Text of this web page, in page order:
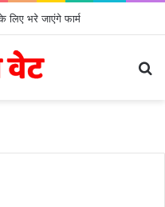
लिए भरे जाएंगे फार्म